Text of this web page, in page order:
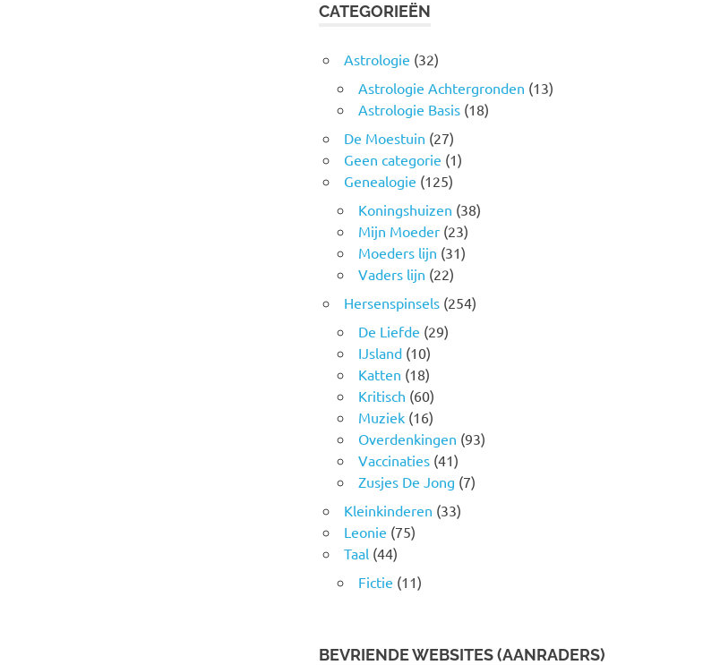
CATEGORIEËN
Astrologie (32)
Astrologie Achtergronden (13)
Astrologie Basis (18)
De Moestuin (27)
Geen categorie (1)
Genealogie (125)
Koningshuizen (38)
Mijn Moeder (23)
Moeders lijn (31)
Vaders lijn (22)
Hersenspinsels (254)
De Liefde (29)
IJsland (10)
Katten (18)
Kritisch (60)
Muziek (16)
Overdenkingen (93)
Vaccinaties (41)
Zusjes De Jong (7)
Kleinkinderen (33)
Leonie (75)
Taal (44)
Fictie (11)
BEVRIENDE WEBSITES (AANRADERS)